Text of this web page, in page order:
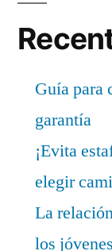
Guía para
garantía
¡Evita
elegir
La
los